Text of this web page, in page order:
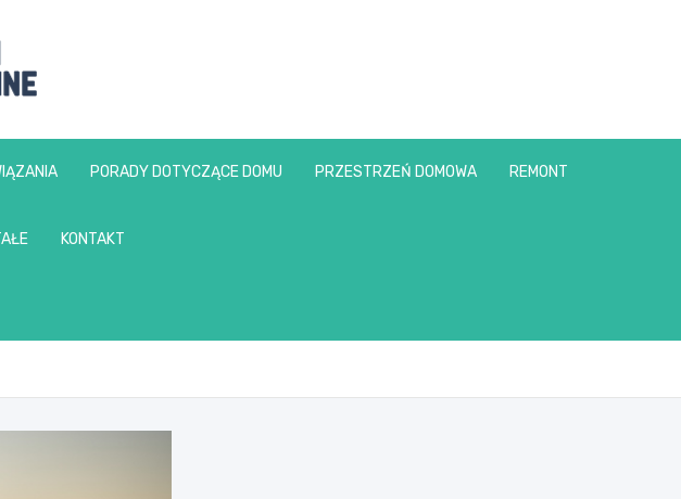
PORADY DOTYCZĄCE DOMU PRZESTRZEŃ DOMOWA REMONT
KONTAKT